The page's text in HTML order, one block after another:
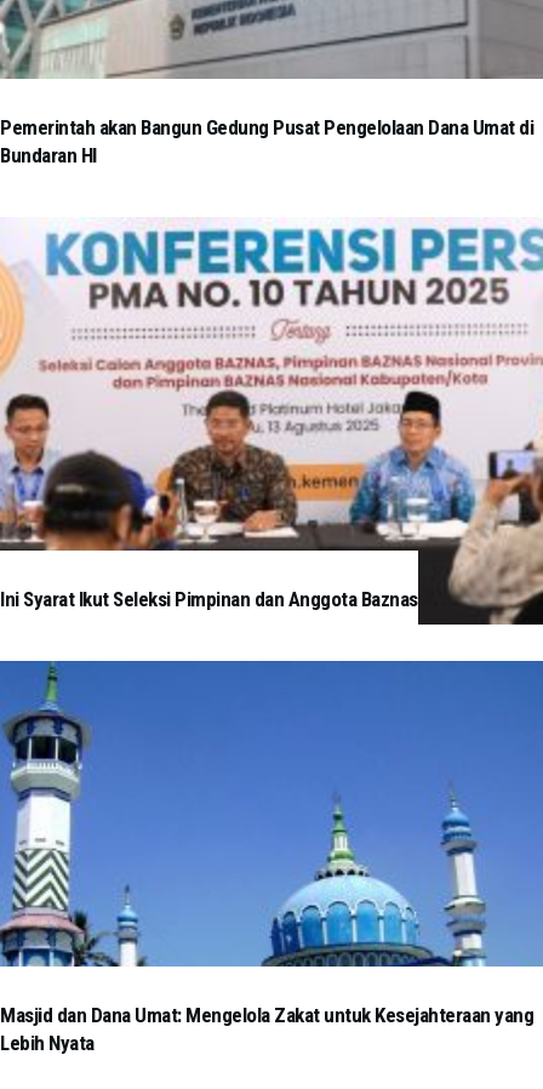
Pemerintah akan Bangun Gedung Pusat Pengelolaan Dana Umat di
Bundaran HI
Ini Syarat Ikut Seleksi Pimpinan dan Anggota Baznas
Masjid dan Dana Umat: Mengelola Zakat untuk Kesejahteraan yang
Lebih Nyata